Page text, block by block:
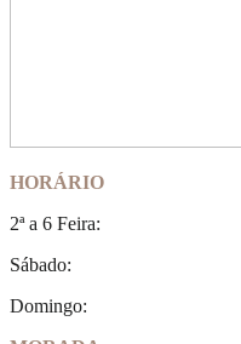
HORÁRIO
2ª a 6 Feira:
Sábado:
Domingo: